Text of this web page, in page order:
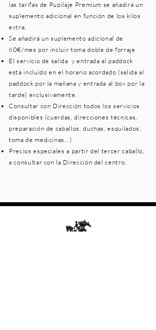
las tarifas de Pupilaje Premium se añadirá un
suplemento adicional en función de los kilos
extra.
Se añadirá un suplemento adicional de
60€/mes por incluir toma doble de forraje.
El servicio de salida y entrada al paddock
está incluido en el horario acordado (salida al
paddock por la mañana y entrada al box por la
tarde) exclusivamente.
Consultar con Dirección todos los servicios
disponibles (cuerdas, direcciones técnicas,
preparación de caballos, duchas, esquilados,
toma de medicinas...)
Precios especiales a partir del tercer caballo,
a consultar con la Dirección del centro